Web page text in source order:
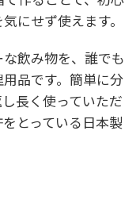
にせず使えます。
飲み物を、誰でも
品です。簡単に分
長く使っていただ
とっている日本製